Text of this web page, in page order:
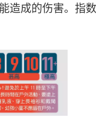
造成的伤害。指